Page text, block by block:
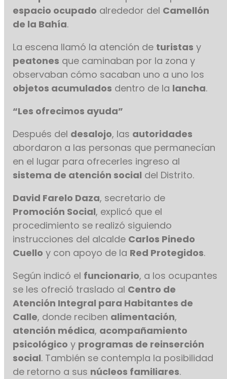
espacio ocupado alrededor del Camellón
de la Bahía.
La escena llamó la atención de turistas y
peatones que caminaban por la zona y
observaban cómo sacaban uno a uno los
objetos acumulados dentro de la lancha.
“Les ofrecimos ayuda”
Después del desalojo, las autoridades
abordaron a las personas que permanecían
en el lugar para ofrecerles ingreso al
sistema de atención social del Distrito.
David Farelo Daza, secretario de
Promoción Social, explicó que el
procedimiento se realizó siguiendo
instrucciones del alcalde Carlos Pinedo
Cuello y con apoyo de la Red Protegidos.
Según indicó el funcionario, a los ocupantes
se les ofreció traslado al Centro de
Atención Integral para Habitantes de
Calle, donde reciben alimentación,
atención médica, acompañamiento
psicológico y programas de reinserción
social. También se contempla la posibilidad
de retorno a sus núcleos familiares.